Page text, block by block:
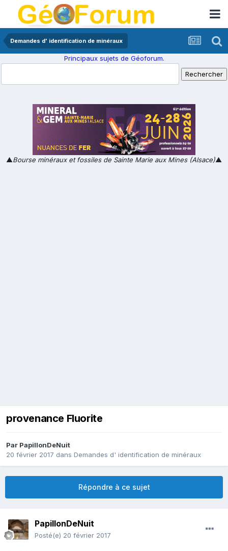
Demandes d' identification de minéraux
Principaux sujets de Géoforum.
▲Bourse minéraux et fossiles de Sainte Marie aux Mines (Alsace)▲
provenance Fluorite
Par PapillonDeNuit
20 février 2017 dans Demandes d' identification de minéraux
Répondre à ce sujet
PapillonDeNuit
Posté(e) 20 février 2017